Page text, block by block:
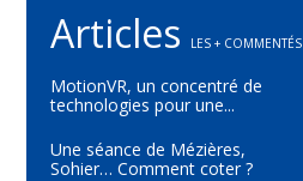
Articles LES + COMMENTÉS
MotionVR, un concentré de
technologies pour une...
Une séance de Mézières,
Sohier… Comment coter ?